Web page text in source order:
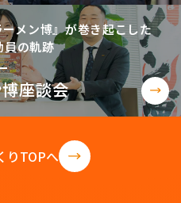
メン博』が巻き起こした
員の軌跡
座談会
りTOPへ